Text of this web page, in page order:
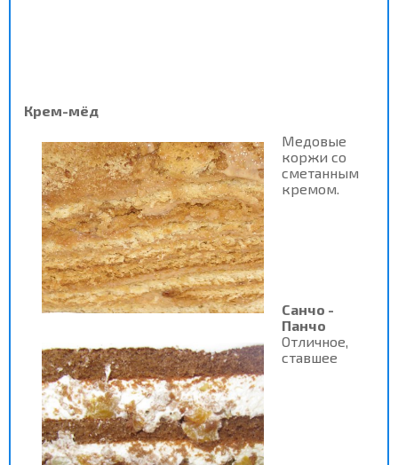
Крем-мёд
Медовые
коржи со
сметанным
кремом.
Санчо -
Панчо
Отличное,
ставшее